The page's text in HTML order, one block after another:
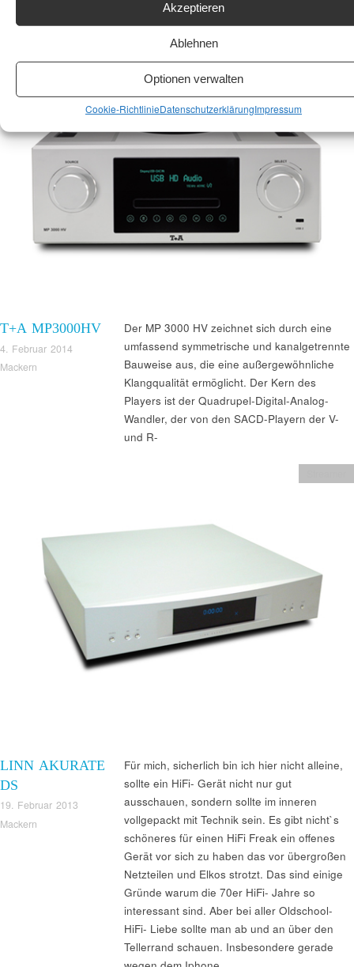
Akzeptieren
Ablehnen
Optionen verwalten
Cookie-RichtlinieDatenschutzerklärungImpressum
besondere Tage. Ganz in meiner Nähe
befindet sich eine…..
T+A MP3000HV
4. Februar 2014
Mackern
Streamer
Der MP 3000 HV zeichnet sich durch eine
umfassend symmetrische und kanalgetrennte
Bauweise aus, die eine außergewöhnliche
Klangqualität ermöglicht. Der Kern des
Players ist der Quadrupel-Digital-Analog-
Wandler, der von den SACD-Playern der V-
und R-
LINN AKURATE
DS
19. Februar 2013
Mackern
Für mich, sicherlich bin ich hier nicht alleine,
sollte ein HiFi- Gerät nicht nur gut
ausschauen, sondern sollte im inneren
vollgepackt mit Technik sein. Es gibt nicht`s
schöneres für einen HiFi Freak ein offenes
Gerät vor sich zu haben das vor übergroßen
Netzteilen und Elkos strotzt. Das sind einige
Gründe warum die 70er HiFi- Jahre so
interessant sind. Aber bei aller Oldschool-
HiFi- Liebe sollte man ab und an über den
Tellerrand schauen. Insbesondere gerade